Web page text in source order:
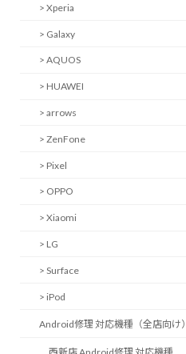
> Xperia
> Galaxy
> AQUOS
> HUAWEI
> arrows
> ZenFone
> Pixel
> OPPO
> Xiaomi
> LG
> Surface
> iPod
Android修理 対応機種（全店向け）